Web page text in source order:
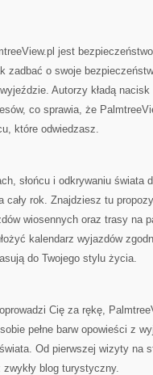
jest
zadbać o swoje
Autorzy kładą
co sprawia, że
które odwiedzasz.
słońcu i odkrywaniu świata
cały rok. Znajdziesz tu
wiosennych oraz trasy na
kalendarz wyjazdów
do Twojego stylu życia.
Cię za rękę,
pełne barw opowieści z
Od pierwszej wizyty na
blog turystyczny.